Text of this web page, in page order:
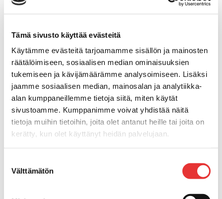
Tämä sivusto käyttää evästeitä
Käytämme evästeitä tarjoamamme sisällön ja mainosten
räätälöimiseen, sosiaalisen median ominaisuuksien
tukemiseen ja kävijämäärämme analysoimiseen. Lisäksi
jaamme sosiaalisen median, mainosalan ja analytiikka-
alan kumppaneillemme tietoja siitä, miten käytät
sivustoamme. Kumppanimme voivat yhdistää näitä
tietoja muihin tietoihin, joita olet antanut heille tai joita on
kerätty, kun olet käyttänyt heidän palvelujaan.
valinta
Välttämätön
Köli- ja eväsuojat
Keulatikkaat, -tasot ja
Kasettitikkaat
Keulatikkaat
Kaide- ja kuomuhelat
Muut tarvikkeet
Kaidevaijerit, -verkot ja
päätehelat
Keulatikkaat, -tasot ja
Kansiluukut, ikkunat ja verhot
Luukut, hyttysverkot ja